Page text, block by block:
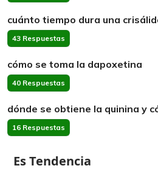
cuánto tiempo dura una
43 Respuestas
cómo se toma la dapoxetina
40 Respuestas
dónde se obtiene la quinina y
16 Respuestas
Es Tendencia